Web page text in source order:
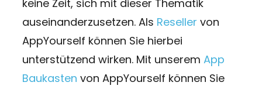
keine Zeit, sich mit dieser Thematik
auseinanderzusetzen. Als Reseller von
AppYourself können Sie hierbei
unterstützend wirken. Mit unserem App
Baukasten von AppYourself können Sie